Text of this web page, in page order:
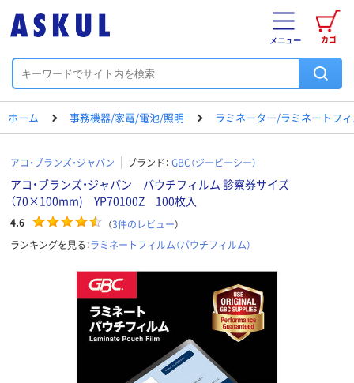
カゴ
メニュー
ホーム 事務機器/家電/電池/照明 ラミネーター/ラミネートフ
アコ・ブランズ・ジャパン ブランド： GBC（ジービーシー）
アコ・ブランズ・ジャパン パウチフィルム 診察券サイズ
（70×100mm) YP70100Z 100枚入
4.6 （3件のレビュー）
ランキングを見る：ラミネートフィルム（パウチフィルム）